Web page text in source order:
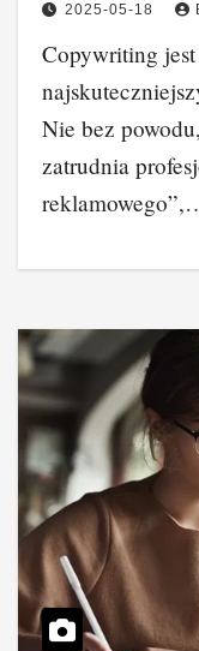
2025-05-18
Copywriting
Nie bez
zatrudnia